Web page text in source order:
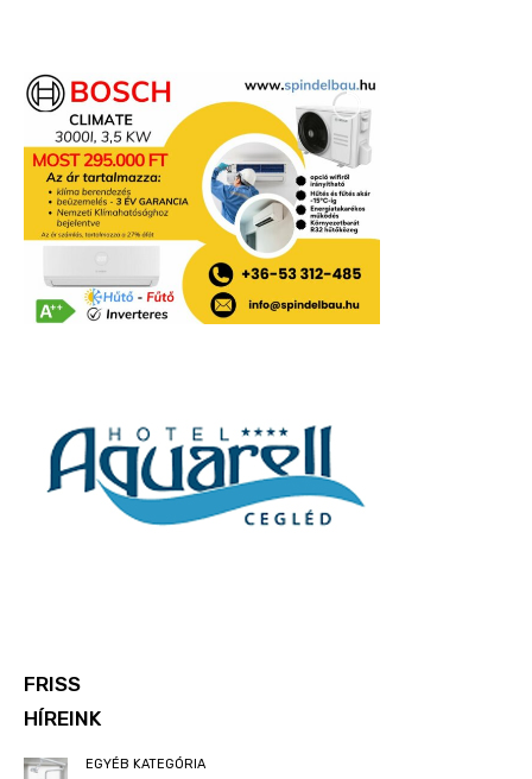
FRISS
HÍREINK
EGYÉB KATEGÓRIA